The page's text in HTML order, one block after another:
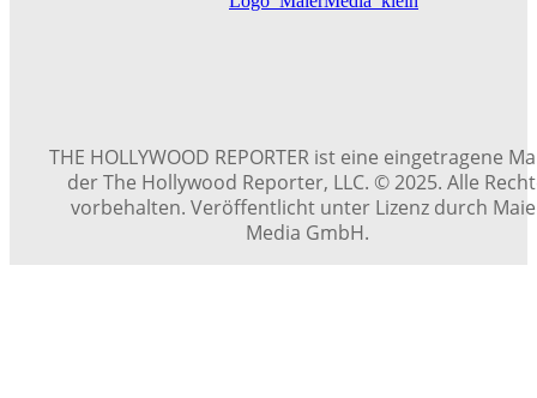
THE HOLLYWOOD REPORTER ist eine eingetragene
der The Hollywood Reporter, LLC. © 2025. Alle
vorbehalten. Veröffentlicht unter Lizenz durch
Media GmbH.